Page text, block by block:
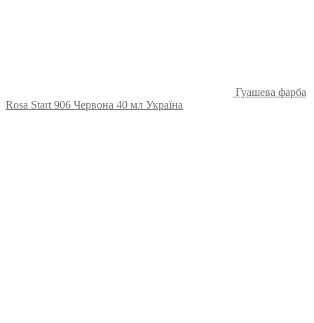
Гуашева фарба
Rosa Start 906 Червона 40 мл Україна